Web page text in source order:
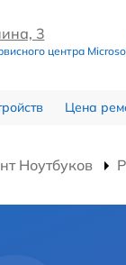
3
центра
Цена
Ноутбуков